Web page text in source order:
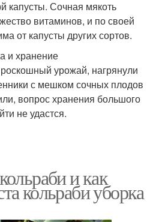
капусты. Сочная мякоть
витаминов, и по своей
от капусты других сортов.
и хранение
урожай, нагрянули
с мешком сочных плодов
вопрос хранения большого
не удастся.
и как
кольраби уборка